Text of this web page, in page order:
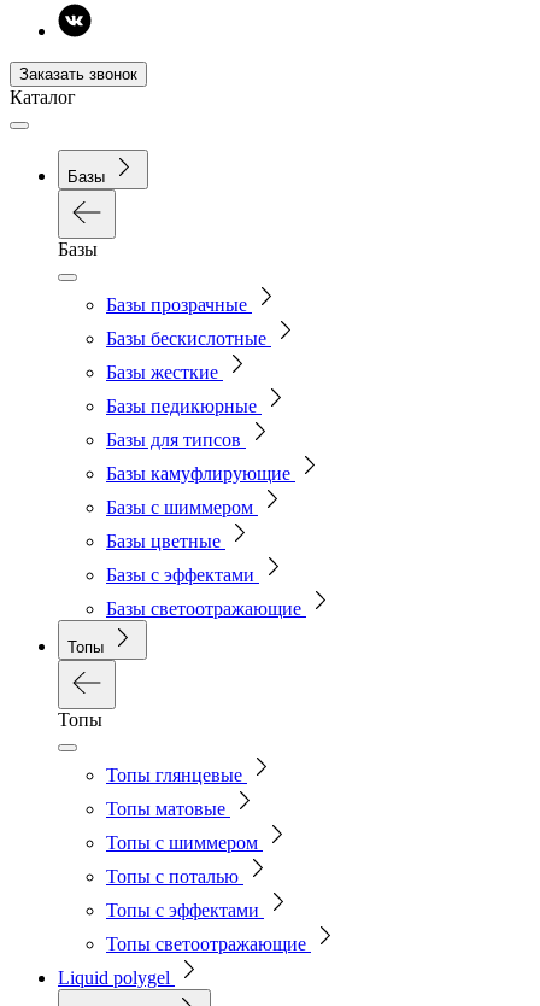
Заказать звонок
Каталог
Базы
Базы
Базы прозрачные
Базы бескислотные
Базы жесткие
Базы педикюрные
Базы для типсов
Базы камуфлирующие
Базы с шиммером
Базы цветные
Базы с эффектами
Базы светоотражающие
Топы
Топы
Топы глянцевые
Топы матовые
Топы с шиммером
Топы с поталью
Топы с эффектами
Топы светоотражающие
Liquid polygel